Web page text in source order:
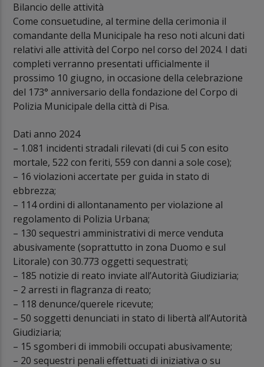
Bilancio delle attività
Come consuetudine, al termine della cerimonia il
comandante della Municipale ha reso noti alcuni dati
relativi alle attività del Corpo nel corso del 2024. I dati
completi verranno presentati ufficialmente il
prossimo 10 giugno, in occasione della celebrazione
del 173° anniversario della fondazione del Corpo di
Polizia Municipale della città di Pisa.
Dati anno 2024
– 1.081 incidenti stradali rilevati (di cui 5 con esito
mortale, 522 con feriti, 559 con danni a sole cose);
– 16 violazioni accertate per guida in stato di
ebbrezza;
– 114 ordini di allontanamento per violazione al
regolamento di Polizia Urbana;
– 130 sequestri amministrativi di merce venduta
abusivamente (soprattutto in zona Duomo e sul
Litorale) con 30.773 oggetti sequestrati;
– 185 notizie di reato inviate all’Autorità Giudiziaria;
– 2 arresti in flagranza di reato;
– 118 denunce/querele ricevute;
– 50 soggetti denunciati in stato di libertà all’Autorità
Giudiziaria;
– 15 sgomberi di immobili occupati abusivamente;
– 20 sequestri penali effettuati di iniziativa o su